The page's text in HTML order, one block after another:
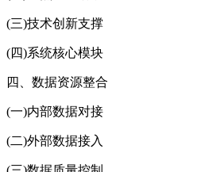
(三)技术创新支撑
(四)系统核心模块
四、数据资源整合
(一)内部数据对接
(二)外部数据接入